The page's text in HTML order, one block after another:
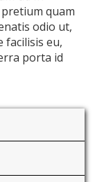
pretium quam
odio ut,
facilisis eu,
porta id